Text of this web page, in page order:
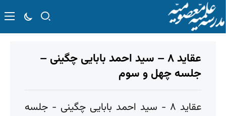
عقاید ۸ – سید احمد بابایی چگینی –
جلسه چهل و سوم
عقاید ۸ - سید احمد بابایی چگینی - جلسه